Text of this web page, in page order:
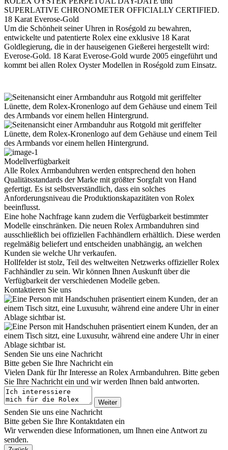
18 Karat Everose-Gold
Um die Schönheit seiner Uhren in Roségold zu bewahren,
entwickelte und patentierte Rolex eine exklusive 18 Karat
Goldlegierung, die in der hauseigenen Gießerei hergestellt wird:
Everose-Gold. 18 Karat Everose-Gold wurde 2005 eingeführt und
kommt bei allen Rolex Oyster Modellen in Roségold zum Einsatz.
Modellverfügbarkeit
Alle Rolex Armbanduhren werden entsprechend den hohen
Qualitätsstandards der Marke mit größter Sorgfalt von Hand
gefertigt. Es ist selbstverständlich, dass ein solches
Anforderungsniveau die Produktions­kapazitäten von Rolex
beeinflusst.
Eine hohe Nachfrage kann zudem die Verfügbarkeit bestimmter
Modelle einschränken. Die neuen Rolex Armbanduhren sind
ausschließlich bei offiziellen Fachhändlern erhältlich. Diese werden
regelmäßig beliefert und entscheiden unabhängig, an welchen
Kunden sie welche Uhr verkaufen.
Hollfelderist stolz, Teil des weltweiten Netzwerks offiziellerRolex
Fachhändler zu sein. Wir können Ihnen Auskunft über die
Verfügbarkeit der verschiedenen Modelle geben.
Kontaktieren Sie uns
Senden Sie uns eine Nachricht
Bitte geben Sie Ihre Nachricht ein
Vielen Dank für Ihr Interesse an Rolex Armbanduhren. Bitte geben
Sie Ihre Nachricht ein und wir werden Ihnen bald antworten.
Weiter
Senden Sie uns eine Nachricht
Bitte geben Sie Ihre Kontaktdaten ein
Wir verwenden diese Informationen, um Ihnen eine Antwort zu
senden.